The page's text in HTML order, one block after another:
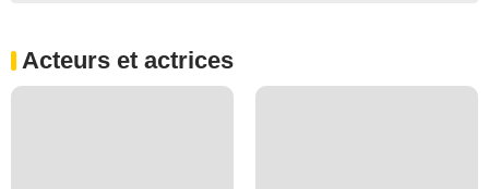
Acteurs et actrices